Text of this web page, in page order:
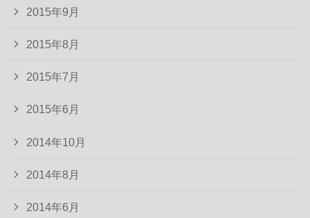
2015年9月
2015年8月
2015年7月
2015年6月
2014年10月
2014年8月
2014年6月